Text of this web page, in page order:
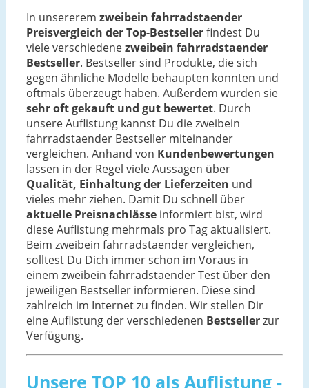
In unsererem zweibein fahrradstaender
Preisvergleich der Top-Bestsellerfindest Du
viele verschiedenezweibein fahrradstaender
Bestseller. Bestseller sind Produkte, die sich
gegen ähnliche Modelle behaupten konnten und
oftmals überzeugt haben. Außerdem wurden sie
sehr oft gekauft und gut bewertet. Durch
unsere Auflistung kannst Du die zweibein
fahrradstaender Bestseller miteinander
vergleichen. Anhand von Kundenbewertungen
lassen in der Regel viele Aussagen über
Qualität, Einhaltung der Lieferzeiten und
vieles mehr ziehen. Damit Du schnell über
aktuelle Preisnachlässe informiert bist, wird
diese Auflistung mehrmals pro Tag aktualisiert.
Beim zweibein fahrradstaender vergleichen,
solltest Du Dich immer schon im Voraus in
einem zweibein fahrradstaender Test über den
jeweiligen Bestseller informieren. Diese sind
zahlreich im Internet zu finden. Wir stellen Dir
eine Auflistung der verschiedenen Bestsellerzur
Verfügung.
Unsere TOP 10 als Auflistung -